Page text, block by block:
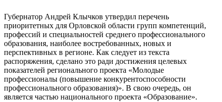
Губернатор Андрей Клычков утвердил перечень
приоритетных для Орловской области групп компетенций,
профессий и специальностей среднего профессионального
образования, наиболее востребованных, новых и
перспективных в регионе. Как следует из текста
распоряжения, сделано это ради достижения целевых
показателей регионального проекта «Молодые
профессионалы (повышение конкурентоспособности
профессионального образования)». В свою очередь, он
является частью национального проекта «Образование».